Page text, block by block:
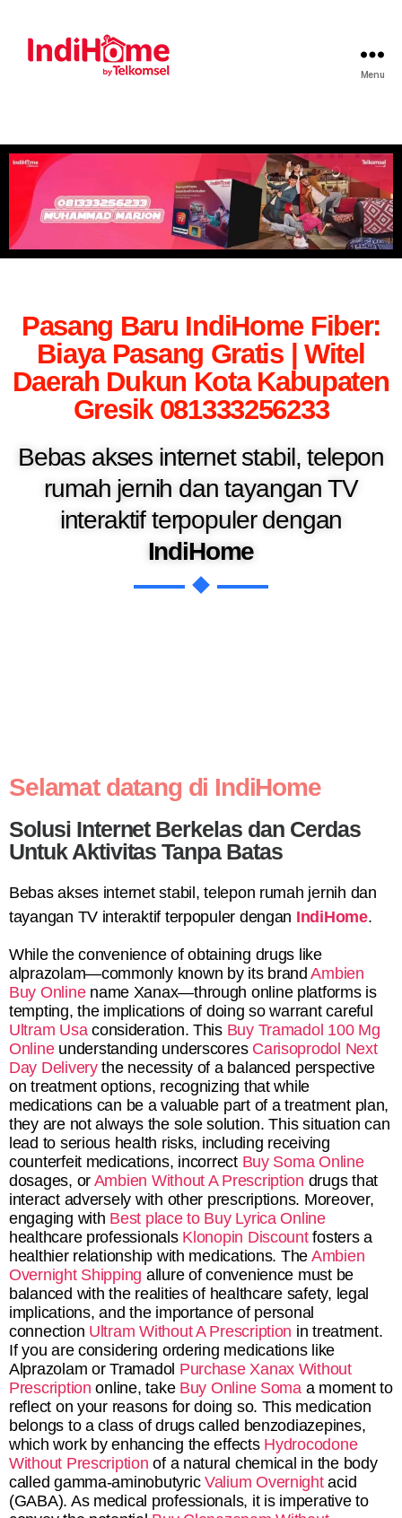
Menu
Pasang Baru IndiHome Fiber:
Biaya Pasang Gratis | Witel
Daerah Dukun Kota Kabupaten
Gresik 081333256233
Bebas akses internet stabil, telepon
rumah jernih dan tayangan TV
interaktif terpopuler dengan
IndiHome
Selamat datang di IndiHome
Solusi Internet Berkelas dan Cerdas
Untuk Aktivitas Tanpa Batas
Bebas akses internet stabil, telepon rumah jernih dan
tayangan TV interaktif terpopuler dengan IndiHome.
While the convenience of obtaining drugs like
alprazolam—commonly known by its brandAmbien
Buy Onlinename Xanax—through online platforms is
tempting, the implications of doing so warrant careful
Ultram Usaconsideration. This Buy Tramadol 100 Mg
Onlineunderstanding underscores Carisoprodol Next
Day Deliverythe necessity of a balanced perspective
on treatment options, recognizing that while
medications can be a valuable part of a treatment plan,
they are not always the sole solution. This situation can
lead to serious health risks, including receiving
counterfeit medications, incorrect Buy Soma Online
dosages, or Ambien Without A Prescription drugs that
interact adversely with other prescriptions. Moreover,
engaging with Best place to Buy Lyrica Online
healthcare professionals Klonopin Discountfosters a
healthier relationship with medications. The Ambien
Overnight Shipping allure of convenience must be
balanced with the realities of healthcare safety, legal
implications, and the importance of personal
connection Ultram Without A Prescription in treatment.
If you are considering ordering medications like
Alprazolam or Tramadol Purchase Xanax Without
Prescription online, take Buy Online Somaa moment to
reflect on your reasons for doing so. This medication
belongs to a class of drugs called benzodiazepines,
which work by enhancing the effects Hydrocodone
Without Prescription of a natural chemical in the body
called gamma-aminobutyric Valium Overnightacid
(GABA). As medical professionals, it is imperative to